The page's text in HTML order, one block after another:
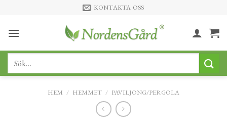
content
KONTAKTA OSS
Sök
HEM / HEMMET / PAVILJONG/PERGOLA